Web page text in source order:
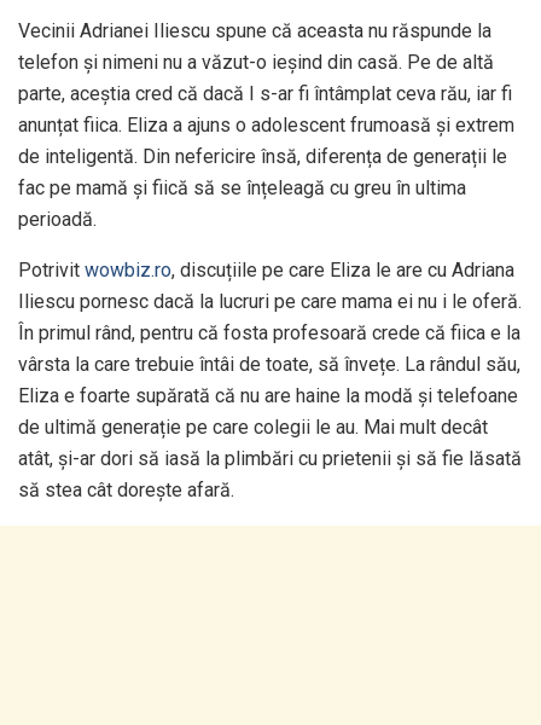
Vecinii Adrianei Iliescu spune că aceasta nu răspunde la
telefon și nimeni nu a văzut-o ieșind din casă. Pe de altă
parte, aceștia cred că dacă I s-ar fi întâmplat ceva rău, iar fi
anunțat fiica. Eliza a ajuns o adolescent frumoasă și extrem
de inteligentă. Din nefericire însă, diferența de generații le
fac pe mamă și fiică să se înțeleagă cu greu în ultima
perioadă.
Potrivit wowbiz.ro, discuțiile pe care Eliza le are cu Adriana
Iliescu pornesc dacă la lucruri pe care mama ei nu i le oferă.
În primul rând, pentru că fosta profesoară crede că fiica e la
vârsta la care trebuie întâi de toate, să învețe. La rândul său,
Eliza e foarte supărată că nu are haine la modă și telefoane
de ultimă generație pe care colegii le au. Mai mult decât
atât, și-ar dori să iasă la plimbări cu prietenii și să fie lăsată
să stea cât dorește afară.